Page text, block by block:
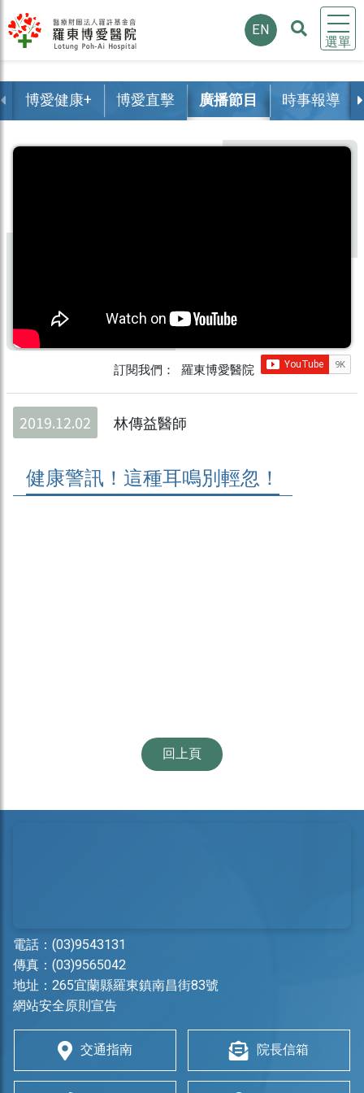
選單
EN
博愛健康+ 博愛直擊 廣播節目 時事報導
訂閱我們： 羅東博愛醫院
2019.12.02 林傳益醫師
健康警訊！這種耳鳴別輕忽！
回上頁
電話： (03)9543131
傳真：(03)9565042
地址： 265宜蘭縣羅東鎮南昌街83號
網站安全原則宣告
交通指南 院長信箱